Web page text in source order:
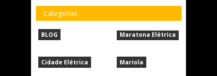
Categorias
BLOG
Cidade Elétrica
Maratona Elétrica
Mariola